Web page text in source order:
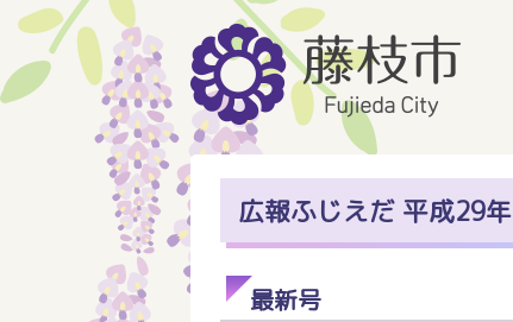
広報ふじえだ 平成29年
最新号